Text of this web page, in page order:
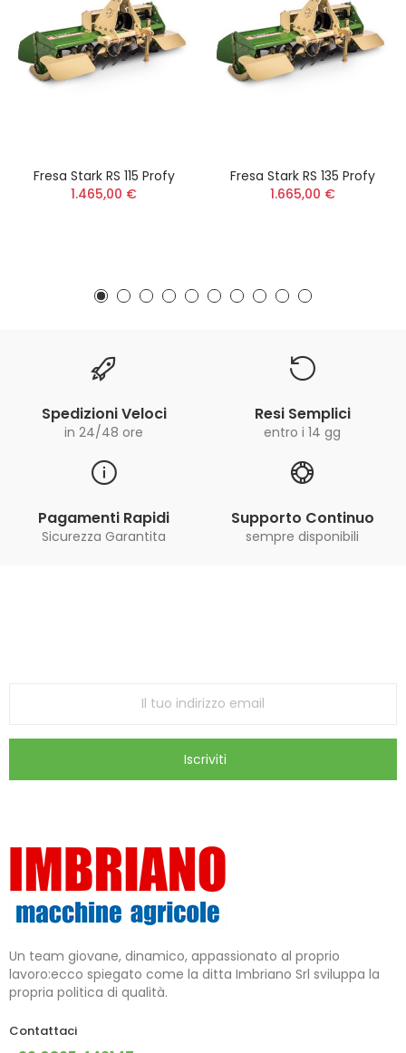
Fresa Stark RS 115 Profy
1.465,00 €
Fresa Stark RS 135 Profy
1.665,00 €
Spedizioni Veloci
in 24/48 ore
Resi Semplici
entro i 14 gg
Pagamenti Rapidi
Sicurezza Garantita
Supporto Continuo
sempre disponibili
Iscriviti
Un team giovane, dinamico, appassionato al proprio
lavoro:ecco spiegato come la ditta Imbriano Srl sviluppa la
propria politica di qualità.
Contattaci